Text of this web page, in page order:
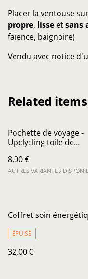
Placer la ventouse
propre, lisse etsans
faïence, baignoire)
Vendu avec notice
Related items
Pochette de voyage -
Upclycling toile de
8,00 €
AUTRES VARIANTES
Coffret soin
ÉPUISÉ
32,00 €